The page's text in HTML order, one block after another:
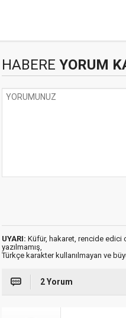
HABERE YORUM
UYARI: Küfür, hakaret, rencide edici
yazılmamış,
Türkçe karakter kullanılmayan ve
2 Yorum